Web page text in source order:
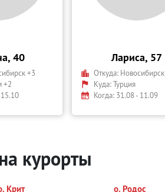
40
+3
+2
Лариса, 57
Откуда: Новосибирск
Куда:Турция
Когда: 31.08 - 11.09
курорты
Крит о. Родос